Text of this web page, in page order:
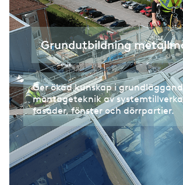
Grundutbildning
Ger ökad kunskap i
montageteknik av
fasader, fönster och dörrpartier.